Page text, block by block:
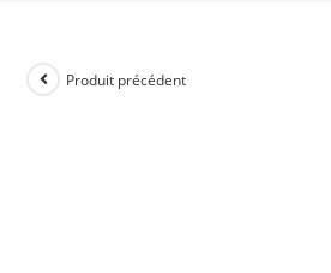
Produit précédent